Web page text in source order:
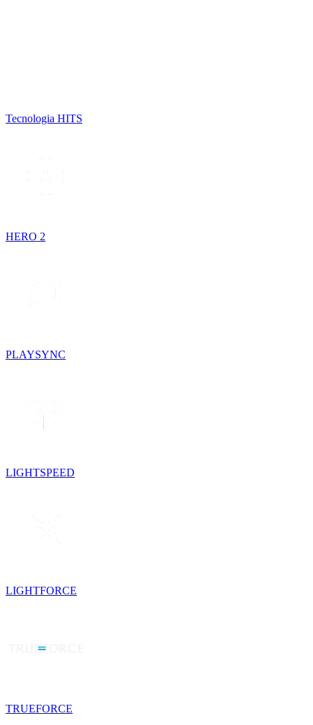
Tecnologia HITS
HERO 2
PLAYSYNC
LIGHTSPEED
LIGHTFORCE
TRUEFORCE